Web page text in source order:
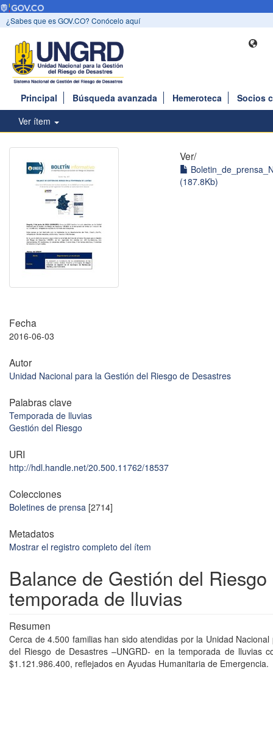
¿Sabes que es GOV.CO? Conócelo aquí
Principal Búsqueda avanzada Hemeroteca
Socios
Ver ítem
Ver/
(187.8Kb)
Fecha
2016-06-03
Autor
Unidad Nacional para la Gestión del Riesgo de Desastres
Palabras clave
Temporada de lluvias
Gestión del Riesgo
URI
http://hdl.handle.net/20.500.11762/18537
Colecciones
Boletines de prensa [2714]
Metadatos
Mostrar el registro completo del ítem
Balance de Gestión del
temporada de lluvias
Resumen
Cerca de 4.500 familias han sido atendidas por la Unidad
del Riesgo de Desastres –UNGRD- en la temporada de lluvias
$1.121.986.400, reflejados en Ayudas Humanitaria de Emergencia.